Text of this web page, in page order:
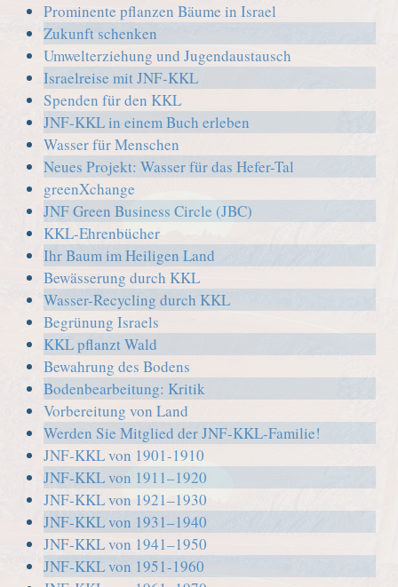
Prominente pflanzen Bäume in Israel
Zukunft schenken
Umwelterziehung und Jugendaustausch
Israelreise mit JNF-KKL
Spenden für den KKL
JNF-KKL in einem Buch erleben
Wasser für Menschen
Neues Projekt: Wasser für das Hefer-Tal
greenXchange
JNF Green Business Circle (JBC)
KKL-Ehrenbücher
Ihr Baum im Heiligen Land
Bewässerung durch KKL
Wasser-Recycling durch KKL
Begrünung Israels
KKL pflanzt Wald
Bewahrung des Bodens
Bodenbearbeitung: Kritik
Vorbereitung von Land
Werden Sie Mitglied der JNF-KKL-Familie!
JNF-KKL von 1901-1910
JNF-KKL von 1911–1920
JNF-KKL von 1921–1930
JNF-KKL von 1931–1940
JNF-KKL von 1941–1950
JNF-KKL von 1951-1960